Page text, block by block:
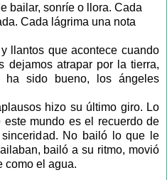
bailar, sonríe o llora. Cada
Cada lágrima una nota
llantos que acontece cuando
dejamos atrapar por la tierra,
sido bueno, los ángeles
hizo su último giro. Lo
mundo es el recuerdo de
No bailó lo que le
bailó a su ritmo, movió
como el agua.